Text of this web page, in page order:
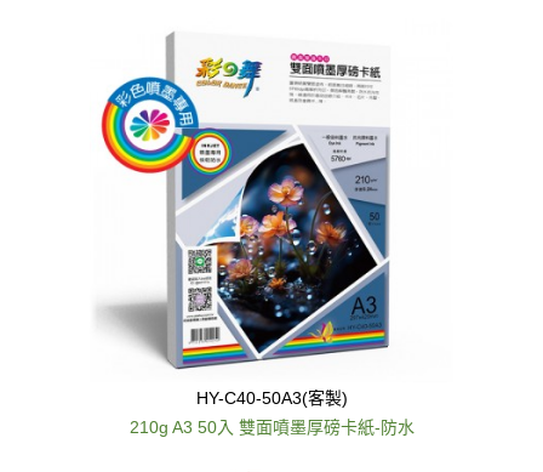
HY-C40-50A3(客製)
210g A3 50入 雙面噴墨厚磅卡紙-防水